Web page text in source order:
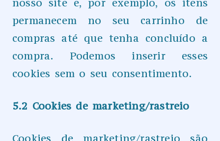
permanecem no seu carrinho de
compras até que tenha concluído a
compra. Podemos inserir esses
cookies sem o seu consentimento.
5.2 Cookies de marketing/rastreio
Cookies de marketing/rastreio são